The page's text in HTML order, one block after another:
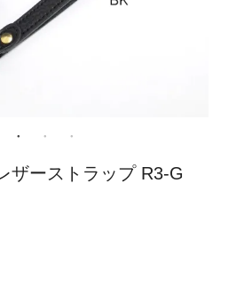
ザーストラップ R3-G